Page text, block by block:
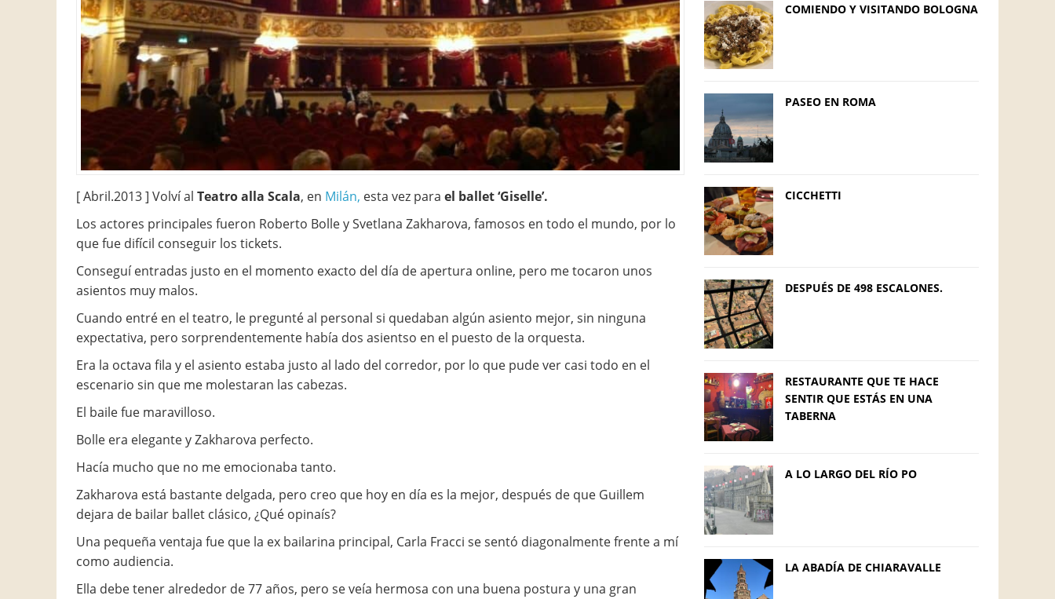
[ Abril.2013 ] Volví al Teatro alla Scala, en Milán, esta vez para el ballet ‘Giselle’.
Los actores principales fueron Roberto Bolle y Svetlana Zakharova, famosos en todo el mundo, por lo
que fue difícil conseguir los tickets.
Conseguí entradas justo en el momento exacto del día de apertura online, pero me tocaron unos
asientos muy malos.
Cuando entré en el teatro, le pregunté al personal si quedaban algún asiento mejor, sin ninguna
expectativa, pero sorprendentemente había dos asientso en el puesto de la orquesta.
Era la octava fila y el asiento estaba justo al lado del corredor, por lo que pude ver casi todo en el
escenario sin que me molestaran las cabezas.
El baile fue maravilloso.
Bolle era elegante y Zakharova perfecto.
Hacía mucho que no me emocionaba tanto.
Zakharova está bastante delgada, pero creo que hoy en día es la mejor, después de que Guillem
dejara de bailar ballet clásico, ¿Qué opinaís?
Una pequeña ventaja fue que la ex bailarina principal, Carla Fracci se sentó diagonalmente frente a mí
como audiencia.
Ella debe tener alrededor de 77 años, pero se veía hermosa con una buena postura y una gran
COMIENDO Y VISITANDO BOLOGNA
PASEO EN ROMA
CICCHETTI
DESPUÉS DE 498 ESCALONES.
RESTAURANTE QUE TE HACE
SENTIR QUE ESTÁS EN UNA
TABERNA
A LO LARGO DEL RÍO PO
LA ABADÍA DE CHIARAVALLE